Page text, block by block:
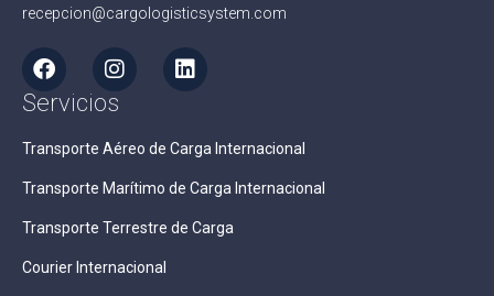
recepcion@cargologisticsystem.com
Servicios
Transporte Aéreo de Carga Internacional
Transporte Marítimo de Carga Internacional
Transporte Terrestre de Carga
Courier Internacional